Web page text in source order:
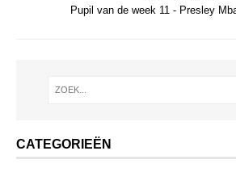
Pupil van de week 11 - Presley
CATEGORIEËN